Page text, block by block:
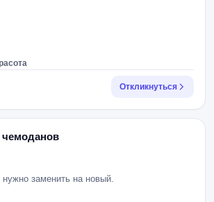
Откликнуться
чемоданов
заменить на новый.